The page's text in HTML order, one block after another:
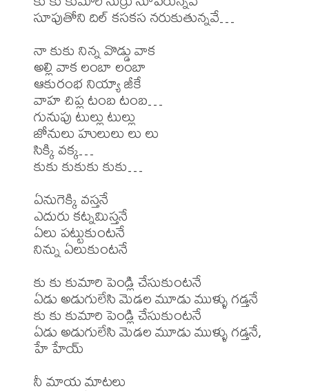
సూపుతోని దిల్ కసకస నరుకుతున్నవే…
నా కుకు నిన్న వొడ్డు వాక
అల్లి వాక లంబా లంబా
ఆకురంభ నియ్యా జీకే
వాహ చిప్ల టంబ టంబ…
గునుపు టుల్లు టుల్లు
జోనులు హులులు లు లు
సిక్కి వక్క…
కుకు కుకుకు కుకు…
ఏనుగెక్కి వస్తనే
ఎదురు కట్నమిస్తనే
ఏలు పట్టుకుంటనే
నిన్ను ఏలుకుంటనే
కు కు కుమారి పెండ్లి చేసుకుంటనే
ఏడు అడుగులేసి మెడల మూడు ముళ్ళు గడ్తనే
కు కు కుమారి పెండ్లి చేసుకుంటనే
ఏడు అడుగులేసి మెడల మూడు ముళ్ళు గడ్తనే,
హే హేయ్
నీ మాయ మాటలు